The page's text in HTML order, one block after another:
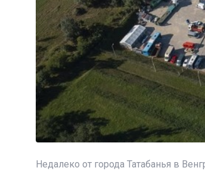
Недалеко от города Татабанья в